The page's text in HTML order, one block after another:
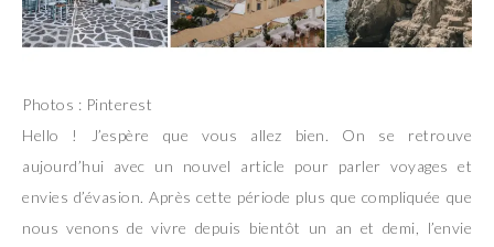
Photos : Pinterest
Hello ! J’espère que vous allez bien. On se retrouve
aujourd’hui avec un nouvel article pour parler voyages et
envies d’évasion. Après cette période plus que compliquée que
nous venons de vivre depuis bientôt un an et demi, l’envie